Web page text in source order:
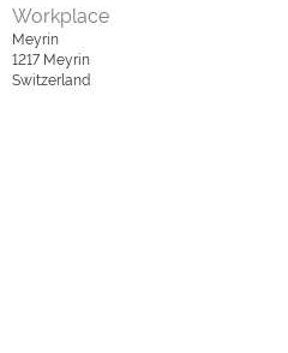
Workplace
Meyrin
1217 Meyrin
Switzerland